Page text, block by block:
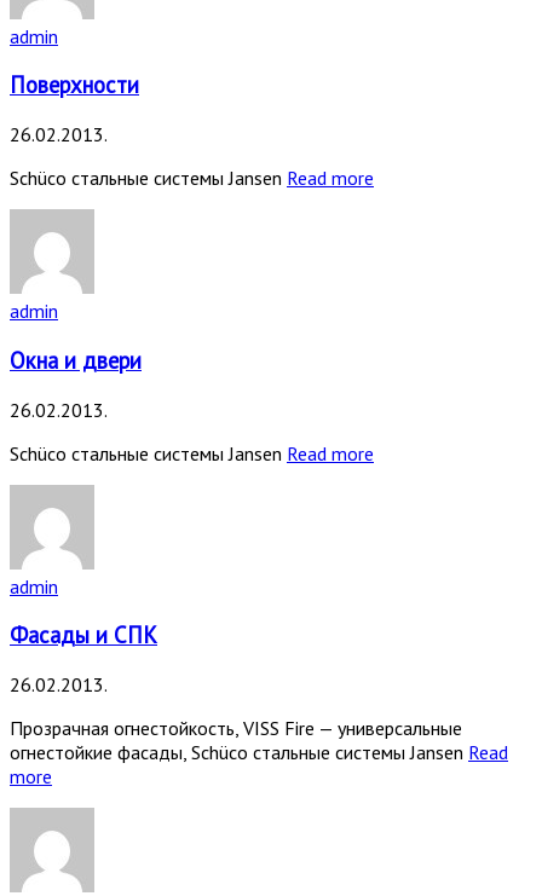
admin
Поверхности
26.02.2013.
Schüco стальные системы Jansen Read more
admin
Окна и двери
26.02.2013.
Schüco стальные системы Jansen Read more
admin
Фасады и СПК
26.02.2013.
Прозрачная огнестойкость, VISS Fire — универсальные
огнестойкие фасады, Schüco стальные системы Jansen Read
more